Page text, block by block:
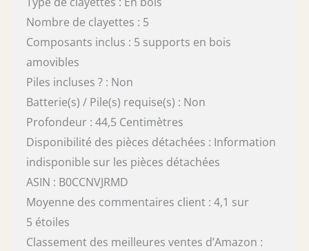
Nombre de clayettes : 5
Composants inclus : 5 supports en bois
amovibles
Piles incluses ? : Non
Batterie(s) / Pile(s) requise(s) : Non
Profondeur : 44,5 Centimètres
Disponibilité des pièces détachées : Information
indisponible sur les pièces détachées
ASIN : B0CCNVJRMD
Moyenne des commentaires client : 4,1 sur
5 étoiles
Classement des meilleures ventes d’Amazon :